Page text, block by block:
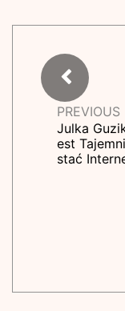
PREVIOUS
Julka
est
stać